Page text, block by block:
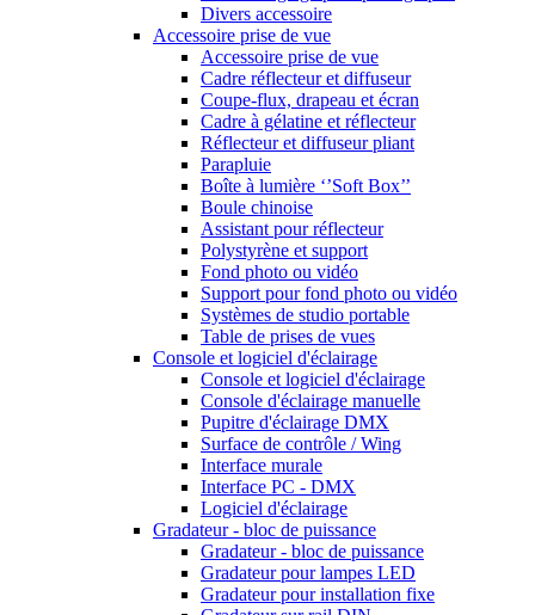
Divers accessoire
Accessoire prise de vue
Accessoire prise de vue
Cadre réflecteur et diffuseur
Coupe-flux, drapeau et écran
Cadre à gélatine et réflecteur
Réflecteur et diffuseur pliant
Parapluie
Boîte à lumière ‘’Soft Box’’
Boule chinoise
Assistant pour réflecteur
Polystyrène et support
Fond photo ou vidéo
Support pour fond photo ou vidéo
Systèmes de studio portable
Table de prises de vues
Console et logiciel d'éclairage
Console et logiciel d'éclairage
Console d'éclairage manuelle
Pupitre d'éclairage DMX
Surface de contrôle / Wing
Interface murale
Interface PC - DMX
Logiciel d'éclairage
Gradateur - bloc de puissance
Gradateur - bloc de puissance
Gradateur pour lampes LED
Gradateur pour installation fixe